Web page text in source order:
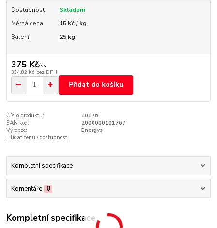
Dostupnost
Skladem
Měrná cena
15 Kč / kg
Balení
25 kg
375 Kč/ks
334,82 Kč bez DPH
Přidat do košíku
Číslo produktu:
10176
EAN kód:
2000000101767
Výrobce:
Energys
Hlídat cenu / dostupnost
Kompletní specifikace
Komentáře 0
Kompletní specifikace